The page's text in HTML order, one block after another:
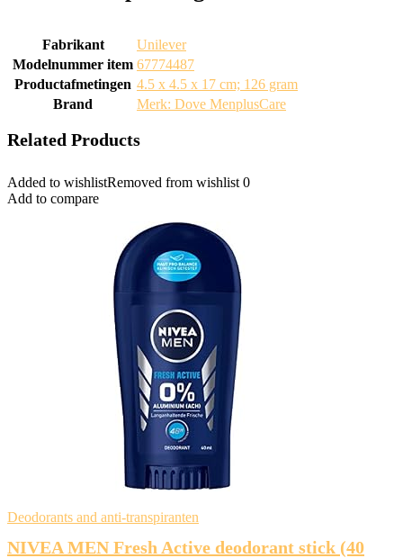
Fabrikant
‎Unilever
Modelnummer item ‎67774487
Productafmetingen ‎4.5 x 4.5 x 17 cm; 126 gram
Brand
Merk: Dove MenplusCare
Related Products
Added to wishlistRemoved from wishlist 0
Add to compare
Deodorants and anti-transpiranten
NIVEA MEN Fresh Active deodorant stick (40